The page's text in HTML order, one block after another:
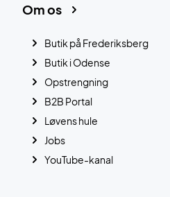
Om os
Butik på Frederiksberg
Butik i Odense
Opstrengning
B2B Portal
Løvens hule
Jobs
YouTube-kanal